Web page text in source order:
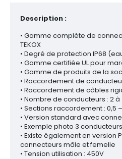
Description :
• Gamme complète de
TEKOX
• Degré de protection IP68
• Gamme certifiée UL pour
• Gamme de produits de la
• Raccordement de
• Raccordement de câbles
• Nombre de conducteurs : 2 à
• Sections raccordement : 0,5
• Version standard avec
• Exemple photo 3
• Existe également en version
connecteurs mâle et femelle
• Tension utilisation : 450V